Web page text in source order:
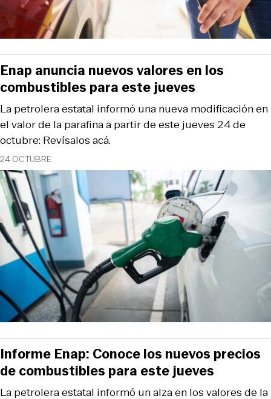
24 OCTUBRE
La petrolera estatal informó una nueva modificación en
el valor de la parafina a partir de este jueves 24 de
octubre: Revísalos acá.
Enap anuncia nuevos valores en los
combustibles para este jueves
La petrolera estatal informó un alza en los valores de la
Informe Enap: Conoce los nuevos precios
de combustibles para este jueves